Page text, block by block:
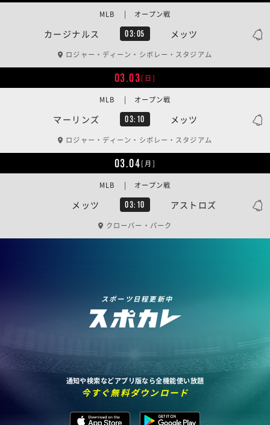
カージナルス 03:05 メッツ
MLB | オープン戦
ロジャー・ディーン・シボレー・スタジアム
03.03[日]
マーリンズ 03:10 メッツ
MLB | オープン戦
ロジャー・ディーン・シボレー・スタジアム
03.04[月]
メッツ 03:10 アストロズ
MLB | オープン戦
クローバー・パーク
スポーツ日程更新中
通知や検索などアプリ版なら全機能使い放題
今すぐ無料ダウンロード